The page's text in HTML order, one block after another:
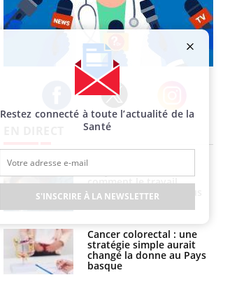
Facebook Twitter Instagram
comment le travail
empiète de plus en plus
sur nos soirées
Cancer colorectal : une
stratégie simple aurait
changé la donne au Pays
basque
Restez connecté à toute l’actualité de la
Santé
S'INSCRIRE À LA NEWSLETTER